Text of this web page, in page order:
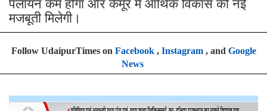
पलायन कम होगा और कैमूर में आर्थिक विकास को नई
मजबूती मिलेगी।
Follow UdaipurTimes on Facebook, Instagram, and Google
News